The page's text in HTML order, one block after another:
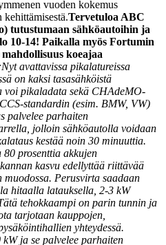
vuoden kokemus
kehittämisestä.Tervetuloa ABC
tutustumaan sähköautoihin ja
10-14! Paikalla myös Fortumin
koeajaa
Nyt avattavissa pikalatureissa
on kaksi tasasähköistä
pikaladata sekä CHAdeMO-
standardin (esim. BMW, VW)
palvelee parhaiten
jolloin sähköautolla voidaan
kestää noin 30 minuuttia.
prosenttia akkujen
kasvu edellyttää riittävää
Perusvirta saadaan
hitaalla latauksella, 2-3 kW
tehokkaampi on parin tunnin ja
tarjotaan kauppojen,
yhteydessä.
ja se palvelee parhaiten